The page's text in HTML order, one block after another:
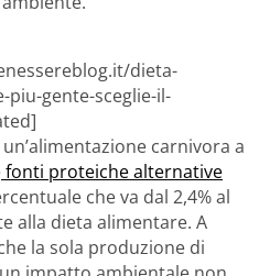
dieta-
gente-sceglie-il-
carnivora a
fonti proteiche alternative
che va dal 2,4% al
alla dieta alimentare. A
la sola produzione di